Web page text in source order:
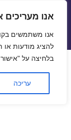
אנו
להציג מודעות או
בלחיצה על
עריכה
שערי
שער